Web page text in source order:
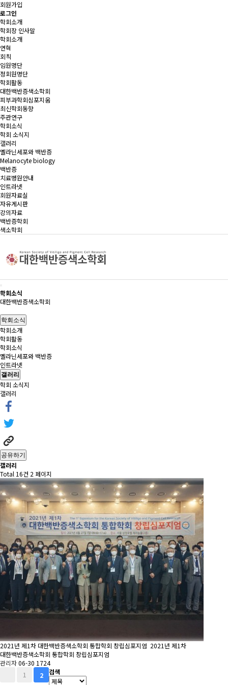
회원가입
로그인
학회소개
학회장 인사말
학회소개
연혁
회칙
임원명단
정회원명단
학회활동
대한백반증색소학회
피부과학회심포지움
최신학회동향
주관연구
학회소식
학회 소식지
갤러리
멜라닌세포와 백반증
Melanocyte biology
백반증
치료병원안내
인트라넷
회원자료실
자유게시판
강의자료
백반증학회
색소학회
학회소식
대한백반증색소학회
학회소식
학회소개
학회활동
학회소식
멜라닌세포와 백반증
인트라넷
갤러리
학회 소식지
갤러리
공유하기
갤러리
Total 16건 2 페이지
2021년 제1차 대한백반증색소학회 통합학회 창립심포지엄 2021년 제1차
대한백반증색소학회 통합학회 창립심포지엄
관리자06-30 1724
1 2 검색